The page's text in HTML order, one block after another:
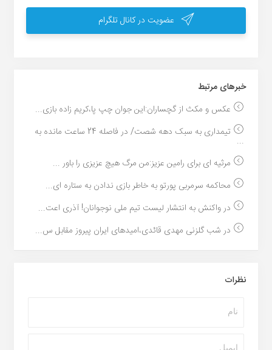
عضویت در کانال تلگرام
خبر‌های مرتبط
عکس و مکث از گچساران:این جوان چپ پا،کریم زاده بازی...
تیمداری به سبک دهه شصت/ در فاصله 24 ساعت مانده به
...
مرثیه ای برای رامین عزیز:من مرگ هیچ عزیزی را باور ...
محاکمه سرمربی پورتو به خاطر بازی ندادن به ستاره ای...
در واکنش به انتشار لیست تیم ملی نوجوانان! آذری اعت...
در شب گلزنی مهدی قائدی،امیدهای ایران پیروز مقابل س...
نظرات